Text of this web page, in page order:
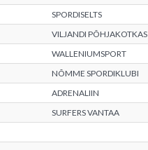
SPORDISELTS
VILJANDI PÕHJAKOTKAS
WALLENIUMSPORT
NÕMME SPORDIKLUBI
ADRENALIIN
SURFERS VANTAA